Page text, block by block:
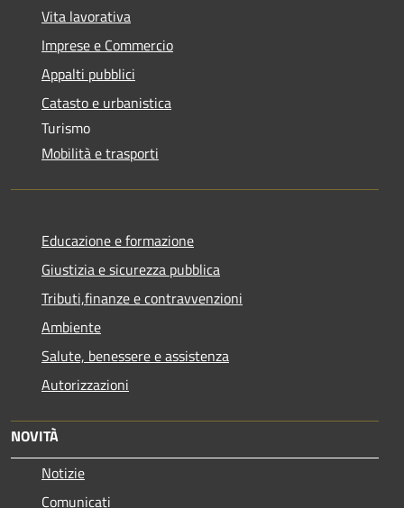
Vita lavorativa
Imprese e Commercio
Appalti pubblici
Catasto e urbanistica
Turismo
Mobilità e trasporti
Educazione e formazione
Giustizia e sicurezza pubblica
Tributi,finanze e contravvenzioni
Ambiente
Salute, benessere e assistenza
Autorizzazioni
NOVITÀ
Notizie
Comunicati